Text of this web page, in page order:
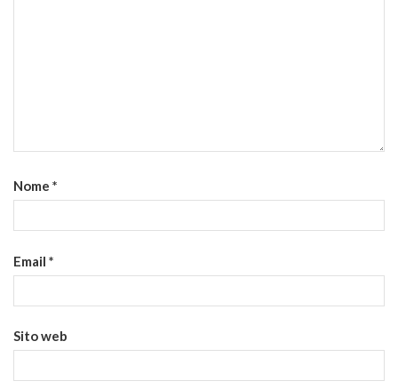
Nome *
Email *
Sito web